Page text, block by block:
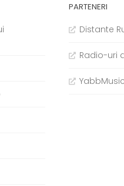
PARTENERI
Distante
Radio-uri